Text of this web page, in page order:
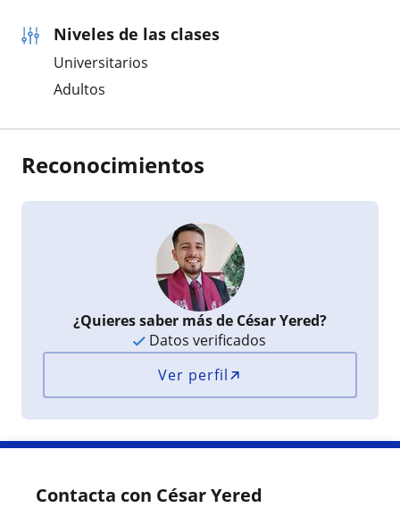
Niveles de las clases
Universitarios
Adultos
Reconocimientos
¿Quieres saber más de César Yered?
Datos verificados
Ver perfil
Contacta con César Yered